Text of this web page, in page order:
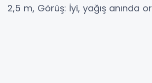
2,5 m, Görüş: İyi, yağış anında